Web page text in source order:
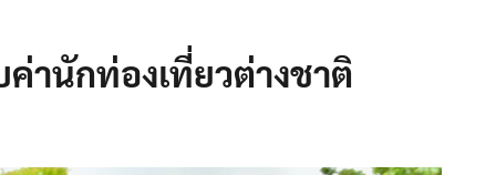
านักท่องเที่ยวต่างชาติ